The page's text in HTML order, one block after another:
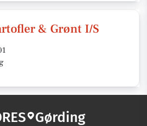
& Grønt I/S
Gørding